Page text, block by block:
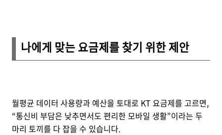
나에게 맞는 요금제를 찾기 위한 제안
월평균 데이터 사용량과 예산을 토대로 KT 요금제를 고르면,
“통신비 부담은 낮추면서도 편리한 모바일 생활”이라는 두
마리 토끼를 다 잡을 수 있습니다.